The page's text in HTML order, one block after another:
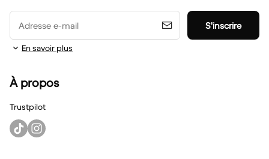
Adresse e-mail S'inscrire
En savoir plus
À propos
Trustpilot